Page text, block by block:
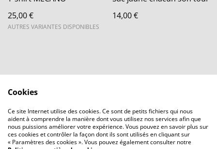
25,00 €
AUTRES VARIANTES DISPONIBLES
14,00 €
Privacy Policy
Cookie Policy
Accueil
Cookies
Ce site Internet utilise des cookies. Ce sont de petits fichiers qui nous
aident à comprendre la manière dont vous utilisez nos services afin que
nous puissions améliorer votre expérience. Vous pouvez en savoir plus sur
ces cookies et contrôler la façon dont ils sont utilisés en cliquant sur
« Paramètres des cookies ». Vous pouvez également consulter notre